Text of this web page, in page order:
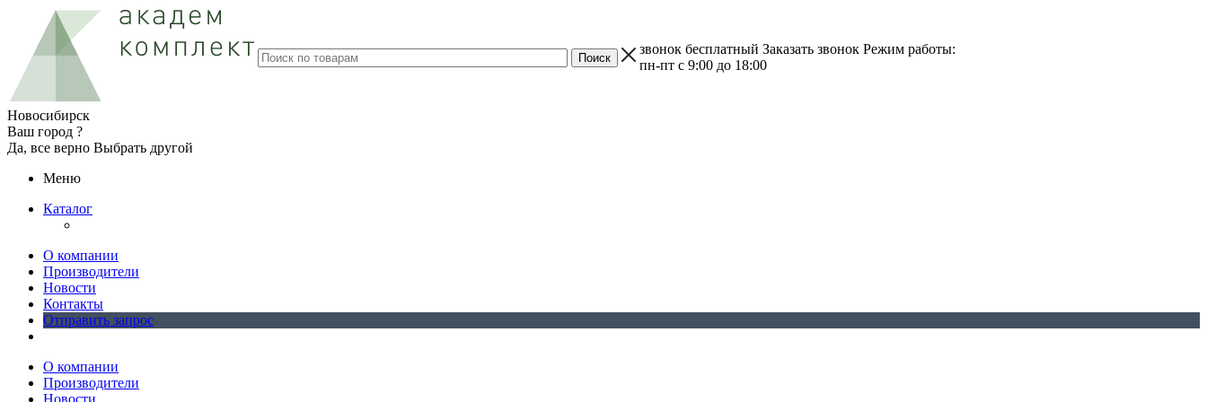
звонок бесплатный Заказать звонок Режим работы:
пн-пт с 9:00 до 18:00
Новосибирск
Ваш город ?
Да, все верно Выбрать другой
Меню
Каталог
О компании
Производители
Новости
Контакты
Отправить запрос
О компании
Производители
Новости